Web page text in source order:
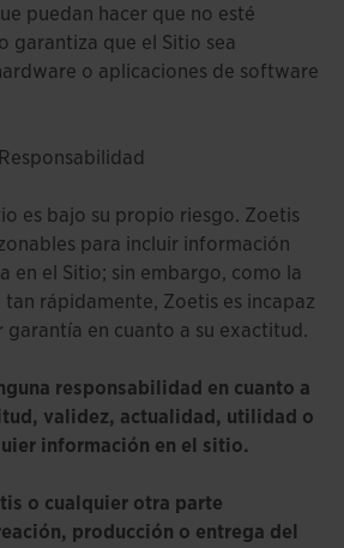
puedan hacer que no esté
garantiza que el Sitio sea
o aplicaciones de software
es bajo su propio riesgo. Zoetis
para incluir información
en el Sitio; sin embargo, como la
rápidamente, Zoetis es incapaz
en cuanto a su exactitud.
responsabilidad en cuanto a
validez, actualidad, utilidad o
información en el sitio.
o cualquier otra parte
producción o entrega del